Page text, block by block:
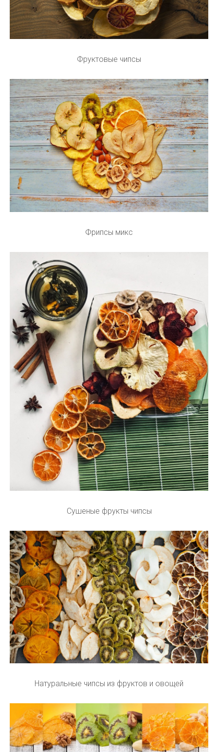
Фруктовые чипсы
Фрипсы микс
Сушеные фрукты чипсы
Натуральные чипсы из фруктов и овощей